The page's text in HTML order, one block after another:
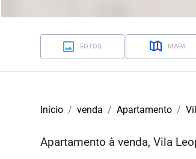
FOTOS MAPA
Início venda Apartamento
Apartamento à venda, Vila